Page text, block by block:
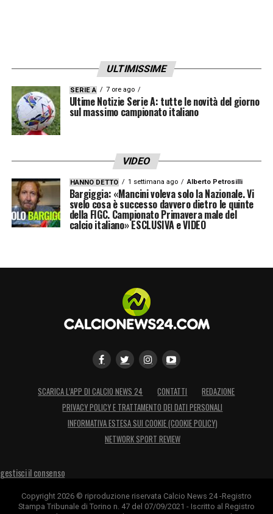
ULTIMISSIME
SERIE A 7 ore ago
Ultime Notizie Serie A: tutte le novità del giorno
sul massimo campionato italiano
VIDEO
HANNO DETTO 1 settimana ago Alberto Petrosilli
Bargiggia: «Mancini voleva solo la Nazionale. Vi
svelo cosa è successo davvero dietro le quinte
della FIGC. Campionato Primavera male del
calcio italiano» ESCLUSIVA e VIDEO
SCARICA L’APP DI CALCIO NEWS 24 CONTATTI
REDAZIONE
PRIVACY POLICY E TRATTAMENTO DEI DATI PERSONALI
INFORMATIVA ESTESA SUI COOKIE (COOKIE POLICY)
NETWORK SPORT REVIEW
gestisci il consenso
Copyright 2026 © riproduzione riservata Calcio News 24 -Registro
Stampa Tribunale di Torino n. 47 del 07/09/2021 - Iscritto al Registro